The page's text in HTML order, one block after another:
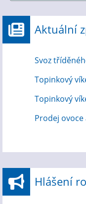
Aktuální
Svoz
Topinkový
Topinkový
Prodej ovoce
Hlášení